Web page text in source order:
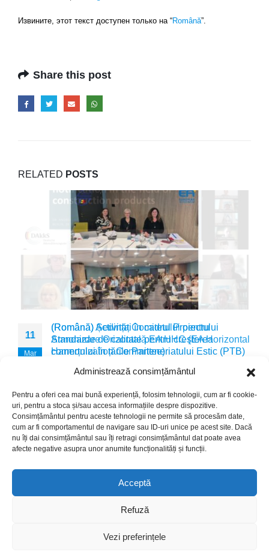
Administrează consimțământul
Pentru a oferi cea mai bună experiență, folosim tehnologii, cum ar fi cookie-
uri, pentru a stoca și/sau accesa informațiile despre dispozitive.
Consimțământul pentru aceste tehnologii ne permite să procesăm date,
cum ar fi comportamentul de navigare sau ID-uri unice pe acest site. Dacă
nu îți dai consimțământul sau îți retragi consimțământul dat poate avea
afecte negative asupra unor anumite funcționalități și funcții.
Acceptă
Refuză
Vezi preferințele
Извините, этот текст доступен только на “Română”.
Share this post
RELATED POSTS
11
Mar
(Română) Ședința Comitetului pentru
Armonizare Orizontală EA HHC (EA Horizontal
Harmonization Committee)
Извините, этот текст доступен только на “Română”.
29
Oct
(Română) Activități în cadrul Proiectului
Standarde de calitate pentru creșterea
comerțului în țările Parteneriatului Estic (PTB)
Извините, этот текст доступен только на “Română”.
© Copyright 2024. Crafted with ♥ by
European Union. Its contents is the sole responsibility of